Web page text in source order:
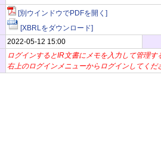
[別ウインドウでPDFを開く]
[XBRLをダウンロード]
2022-05-12 15:00
ログインするとIR文書にメモを入力して管理す
右上のログインメニューからログインしてくだ